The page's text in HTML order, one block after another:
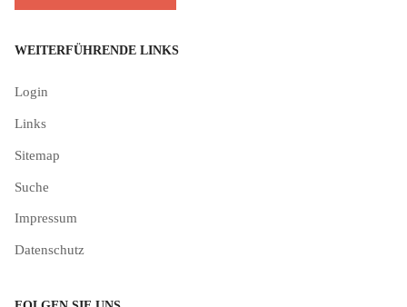
WEITERFÜHRENDE LINKS
Login
Links
Sitemap
Suche
Impressum
Datenschutz